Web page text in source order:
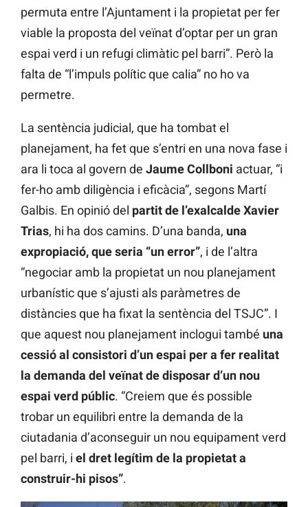
permuta entre l’Ajuntament i la propietat per fer
viable la proposta del veïnat d’optar per un gran
espai verd i un refugi climàtic pel barri”. Però la
falta de “l’impuls polític que calia” no ho va
permetre.
La sentència judicial, que ha tombat el
planejament, ha fet que s’entri en una nova fase i
ara li toca al govern de Jaume Collboni actuar, “i
fer-ho amb diligència i eficàcia”, segons Martí
Galbis. En opinió del partit de l’exalcalde Xavier
Trias, hi ha dos camins. D’una banda, una
expropiació, que seria “un error”, i de l’altra
“negociar amb la propietat un nou planejament
urbanístic que s’ajusti als paràmetres de
distàncies que ha fixat la sentència del TSJC”. I
que aquest nou planejament inclogui també una
cessió al consistori d’un espai per a fer realitat
la demanda del veïnat de disposar d’un nou
espai verd públic. “Creiem que és possible
trobar un equilibri entre la demanda de la
ciutadania d’aconseguir un nou equipament verd
pel barri, i el dret legítim de la propietat a
construir-hi pisos”.